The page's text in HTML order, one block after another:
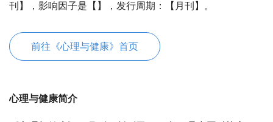
刊】，影响因子是【】，发行周期：【月刊】。
前往《心理与健康》首页
心理与健康简介